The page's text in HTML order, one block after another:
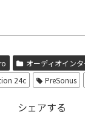
オーディオイン
24c PreSonus
シェアする